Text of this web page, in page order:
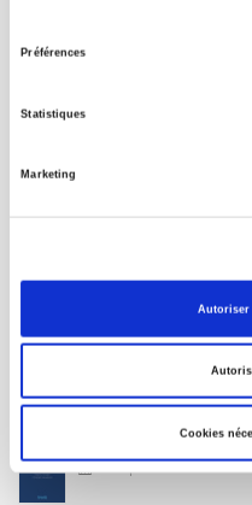
Préférences
Statistiques
Marketing
Autoriser
Cookies
SCIENCES PO UNIVERSITY
original research, to edit
help public and political
FOREIGN RIGHTS
FOR BOOKSHOPS
Future Releases
La France et l'Union
4 sept. 2026